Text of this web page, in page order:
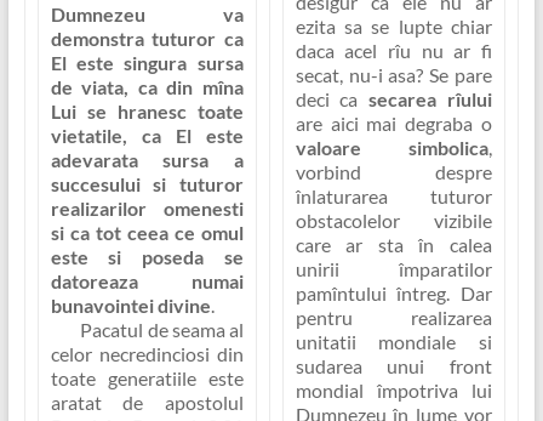
Dumnezeu va
demonstra tuturor ca
El este singura sursa
de viata, ca din mîna
Lui se hranesc toate
vietatile, ca El este
adevarata sursa a
succesului si tuturor
realizarilor omenesti
si ca tot ceea ce omul
este si poseda se
datoreaza numai
bunavointei divine.
Pacatul de seama al
celor necredinciosi din
toate generatiile este
aratat de apostolul
ezita sa se lupte chiar
daca acel rîu nu ar fi
secat, nu-i asa? Se pare
deci casecarea rîului
are aici mai degraba o
valoare simbolica,
vorbind despre
înlaturarea tuturor
obstacolelor vizibile
care ar sta în calea
unirii împaratilor
pamîntului întreg. Dar
pentru realizarea
unitatii mondiale si
sudarea unui front
mondial împotriva lui
Dumnezeu în lume vor